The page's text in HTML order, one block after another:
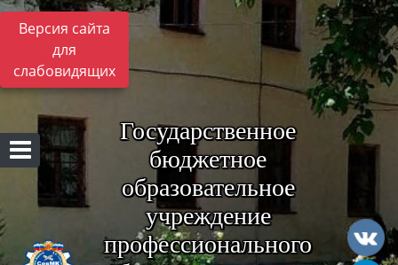
Версия сайта
для
слабовидящих
Государственное
бюджетное
образовательное
учреждение
профессионального